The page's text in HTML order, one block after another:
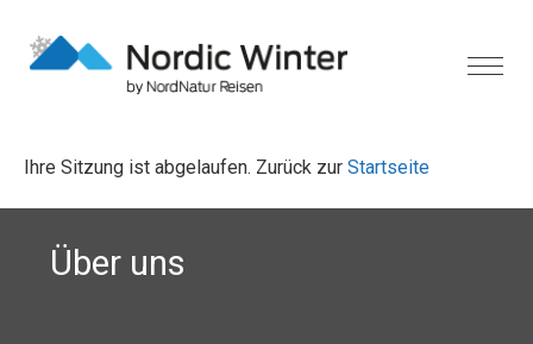
Ihre Sitzung ist abgelaufen. Zurück zur Startseite
Über uns